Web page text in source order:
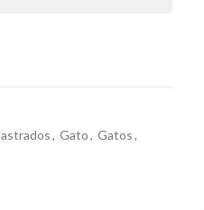
, Gato, Gatos,